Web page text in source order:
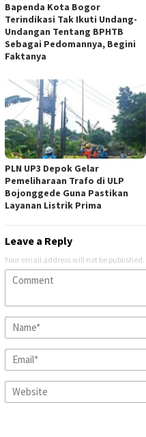
Bapenda Kota Bogor
Terindikasi Tak Ikuti Undang-
Undangan Tentang BPHTB
Sebagai Pedomannya, Begini
Faktanya
PLN UP3 Depok Gelar
Pemeliharaan Trafo di ULP
Bojonggede Guna Pastikan
Layanan Listrik Prima
Leave a Reply
Your email address will not be published.